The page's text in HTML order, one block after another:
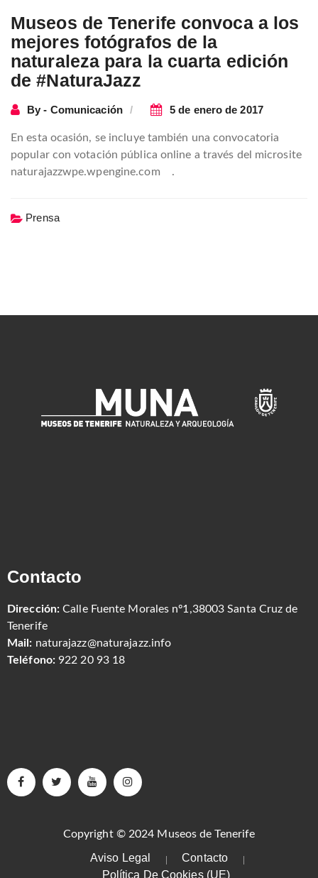
Museos de Tenerife convoca a los
mejores fotógrafos de la
naturaleza para la cuarta edición
de #NaturaJazz
By - Comunicación 5 de enero de 2017
En esta ocasión, se incluye también una convocatoria
popular con votación pública online a través del microsite
naturajazzwpe.wpengine.com .
Prensa
Contacto
Dirección: Calle Fuente Morales nº1,38003 Santa Cruz de
Tenerife
Mail: naturajazz@naturajazz.info
Teléfono: 922 20 93 18
Copyright © 2024 Museos de Tenerife
Aviso Legal
Contacto
Política De Cookies (UE)